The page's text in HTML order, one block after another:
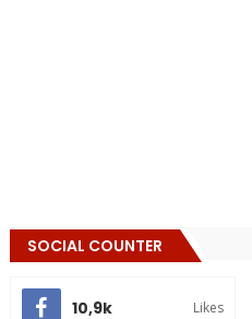
SOCIAL COUNTER
10,9k Likes